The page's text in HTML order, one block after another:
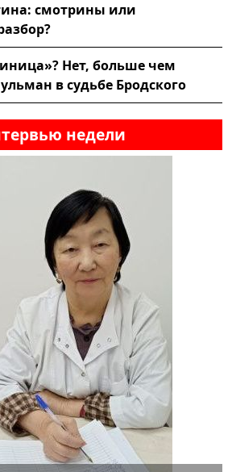
смотрины или
Нет, больше чем
в судьбе Бродского
недели